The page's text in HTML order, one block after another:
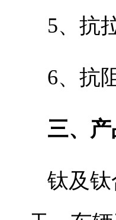
5、抗
6、抗
三、
钛及